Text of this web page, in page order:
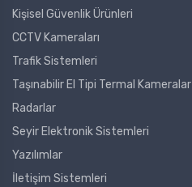
Kişisel Güvenlik Ürünleri
CCTV Kameraları
Trafik Sistemleri
Taşınabilir El Tipi Termal Kameralar
Radarlar
Seyir Elektronik Sistemleri
Yazılımlar
İletişim Sistemleri